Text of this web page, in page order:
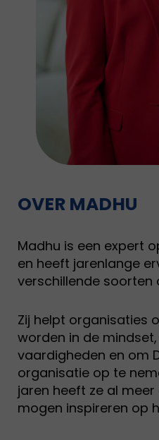
OVER MADHU
Madhu is een expert
en heeft jarenlange
verschillende soorten
Zij helpt organisaties
worden in de
vaardigheden en om
organisatie op te
jaren heeft ze al meer
mogen inspireren op